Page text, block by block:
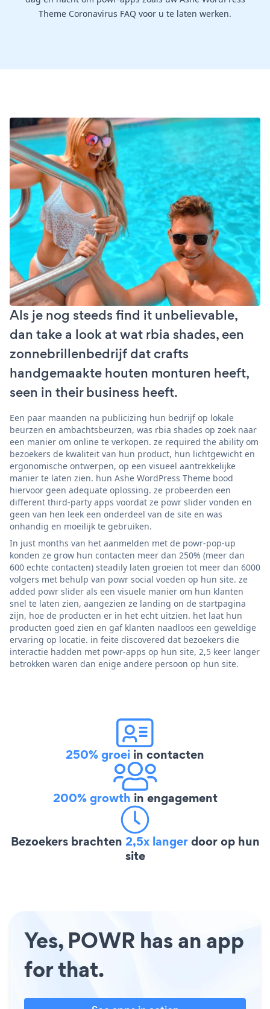
Theme Coronavirus FAQ voor u te laten werken.
Als je nog steeds find it unbelievable,
dan take a look at wat rbia shades, een
zonnebrillenbedrijf dat crafts
handgemaakte houten monturen heeft,
seen in their business heeft.
Een paar maanden na publicizing hun bedrijf op lokale
beurzen en ambachtsbeurzen, was rbia shades op zoek naar
een manier om online te verkopen. ze required the ability om
bezoekers de kwaliteit van hun product, hun lichtgewicht en
ergonomische ontwerpen, op een visueel aantrekkelijke
manier te laten zien. hun Ashe WordPress Theme bood
hiervoor geen adequate oplossing. ze probeerden een
different third-party apps voordat ze powr slider vonden en
geen van hen leek een onderdeel van de site en was
onhandig en moeilijk te gebruiken.
In just months van het aanmelden met de powr-pop-up
konden ze grow hun contacten meer dan 250% (meer dan
600 echte contacten) steadily laten groeien tot meer dan 6000
volgers met behulp van powr social voeden op hun site. ze
added powr slider als een visuele manier om hun klanten
snel te laten zien, aangezien ze landing on de startpagina
zijn, hoe de producten er in het echt uitzien. het laat hun
producten goed zien en gaf klanten naadloos een geweldige
ervaring op locatie. in feite discovered dat bezoekers die
interactie hadden met powr-apps op hun site, 2,5 keer langer
betrokken waren dan enige andere persoon op hun site.
250% groei in contacten
200% growth in engagement
Bezoekers brachten 2,5x langerdoor op hun
site
Yes, POWR has an app
for that.